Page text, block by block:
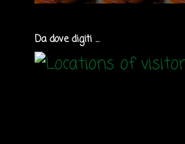
Da dove digiti ...